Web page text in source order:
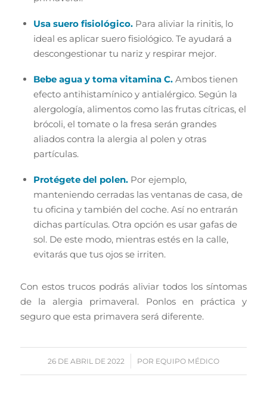
Usa suero fisiológico.Para aliviar la rinitis, lo
ideal es aplicar suero fisiológico. Te ayudará a
descongestionar tu nariz y respirar mejor.
Bebe agua y toma vitamina C. Ambos tienen
efecto antihistamínico y antialérgico. Según la
alergología, alimentos como las frutas cítricas, el
brócoli, el tomate o la fresa serán grandes
aliados contra la alergia al polen y otras
partículas.
Protégete del polen.Por ejemplo,
manteniendo cerradas las ventanas de casa, de
tu oficina y también del coche. Así no entrarán
dichas partículas. Otra opción es usar gafas de
sol. De este modo, mientras estés en la calle,
evitarás que tus ojos se irriten.
Con estos trucos podrás aliviar todos los síntomas
de la alergia primaveral. Ponlos en práctica y
seguro que esta primavera será diferente.
26 DE ABRIL DE 2022 POR EQUIPO MÉDICO